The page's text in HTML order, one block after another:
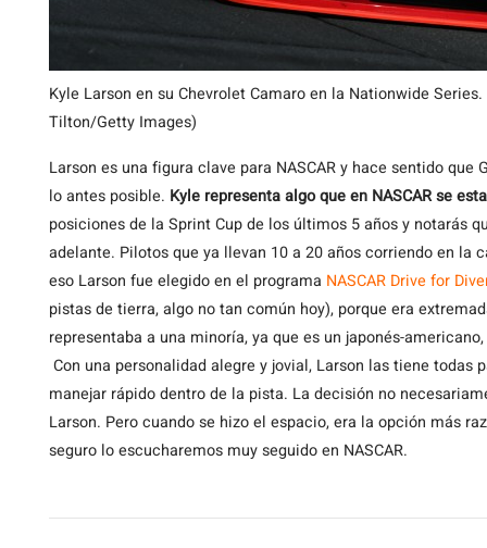
Kyle Larson en su Chevrolet Camaro en la Nationwide
Tilton/Getty Images)
Larson es una figura clave para NASCAR y hace sentido
lo antes posible. Kyle representa algo que en NASCAR se
posiciones de la Sprint Cup de los últimos 5 años y notarás
adelante. Pilotos que ya llevan 10 a 20 años corriendo en la
eso Larson fue elegido en el programa NASCAR Drive for
pistas de tierra, algo no tan común hoy), porque era
representaba a una minoría, ya que es un japonés-
Con una personalidad alegre y jovial, Larson las tiene todas
manejar rápido dentro de la pista. La decisión no
Larson. Pero cuando se hizo el espacio, era la opción más
seguro lo escucharemos muy seguido en NASCAR.